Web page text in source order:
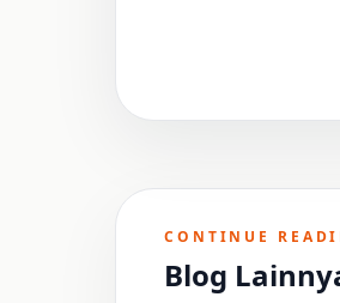
CONTINUE
Blog